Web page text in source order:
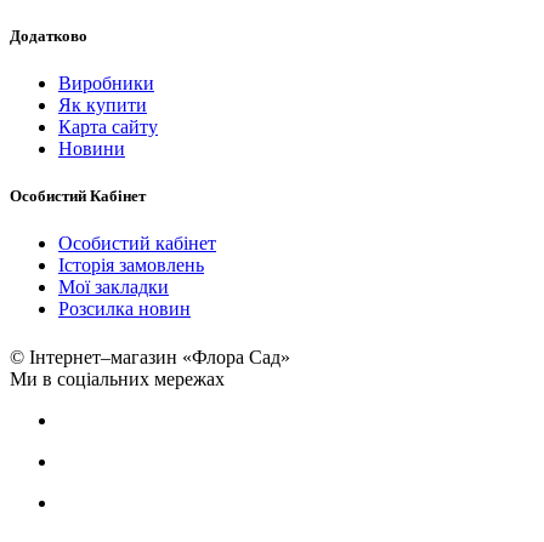
Додатково
Виробники
Як купити
Карта сайту
Новини
Особистий Кабінет
Особистий кабінет
Історія замовлень
Мої закладки
Розсилка новин
© Інтернет–магазин «Флора Сад»
Ми в соціальних мережах